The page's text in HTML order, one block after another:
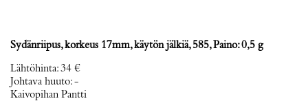
Sydänriipus, korkeus 17mm, käytön jälkiä, 585, Paino: 0,5 g
Lähtöhinta:34 €
Johtava huuto:-
Kaivopihan Pantti